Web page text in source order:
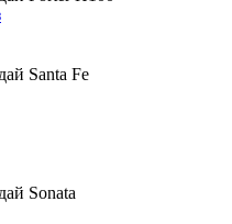
Santa Fe
Sonata